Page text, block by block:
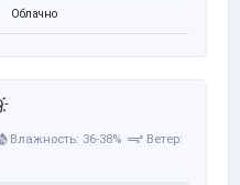
Облачно
Влажность: 36-38%
Ветер: